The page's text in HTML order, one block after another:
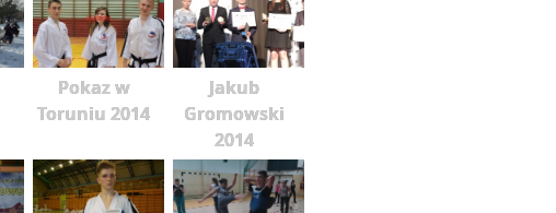
Pokaz w
Toruniu 2014
Jakub
Gromowski
2014